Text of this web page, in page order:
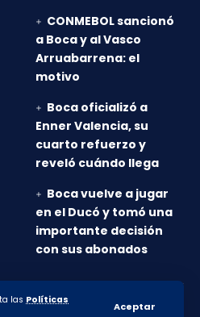
las Políticas
Aceptar
CONMEBOL sancionó
a Boca y al Vasco
Arruabarrena: el
motivo
Boca oficializó a
Enner Valencia, su
cuarto refuerzo y
reveló cuándo llega
Boca vuelve a jugar
en el Ducó y tomó una
importante decisión
con sus abonados
- Todos los derechos